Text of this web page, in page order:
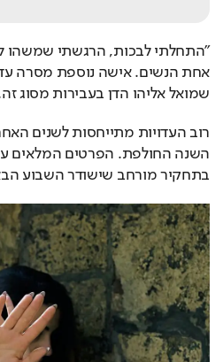
שמואל אליהו הדן בעבירות מסוג
בתחקיר מורחב שישודר השבוע הבא